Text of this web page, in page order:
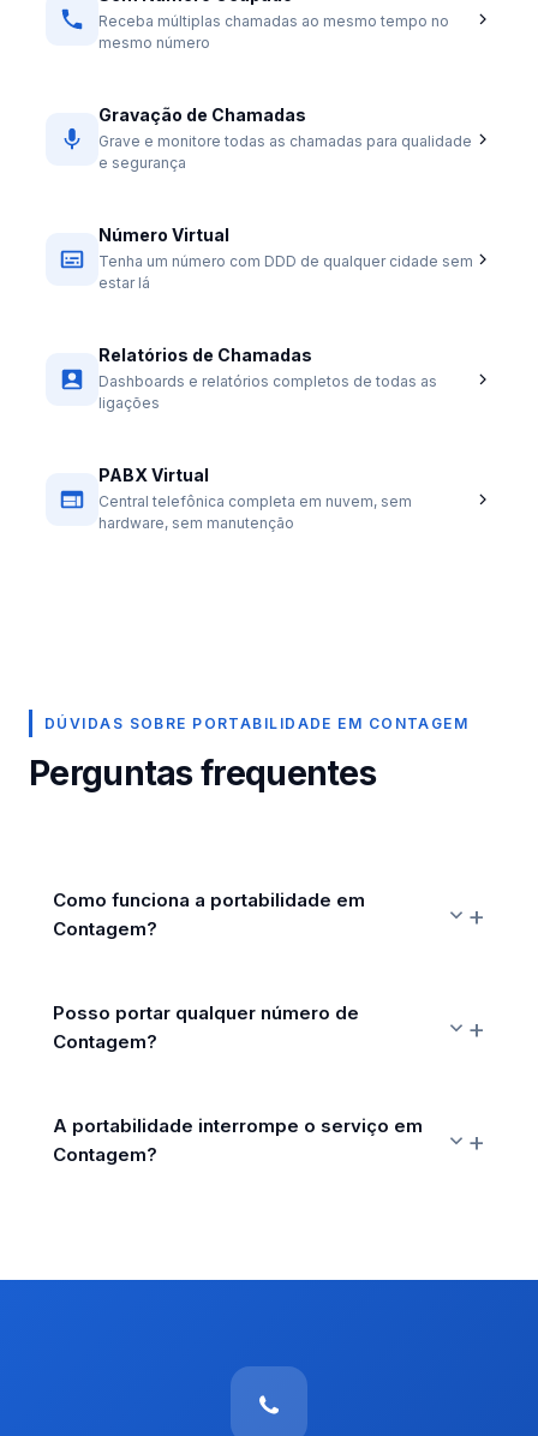
Receba múltiplas chamadas ao mesmo tempo no
mesmo número
Gravação de Chamadas
Grave e monitore todas as chamadas para qualidade
e segurança
Número Virtual
Tenha um número com DDD de qualquer cidade sem
estar lá
Relatórios de Chamadas
Dashboards e relatórios completos de todas as
ligações
PABX Virtual
Central telefônica completa em nuvem, sem
hardware, sem manutenção
DÚVIDAS SOBRE PORTABILIDADE EM CONTAGEM
Perguntas frequentes
Como funciona a portabilidade em
Contagem?
Posso portar qualquer número de
Contagem?
A portabilidade interrompe o serviço em
Contagem?